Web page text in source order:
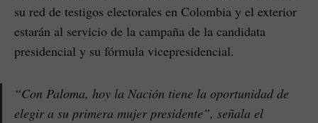
su red de testigos electorales en Colombia y el exterior
estarán al servicio de la campaña de la candidata
presidencial y su fórmula vicepresidencial.
“Con Paloma, hoy la Nación tiene la oportunidad de
elegir a su primera mujer presidente”, señala el